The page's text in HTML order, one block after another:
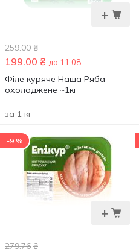
+
259.00 ₴
199.00 ₴ до 11.08
Філе куряче Наша Ряба
охолоджене ~1кг
за 1 кг
+
-9 %
279.76 ₴